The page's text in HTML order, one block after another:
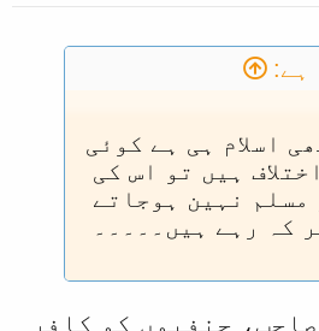
ہے:
اسلام ہی ہے کوئی
ہیں تو اس کی
مسلم نہین ہوجاتے
کہ رہے ہیں۔۔۔۔۔
حنفیوں کو کافر